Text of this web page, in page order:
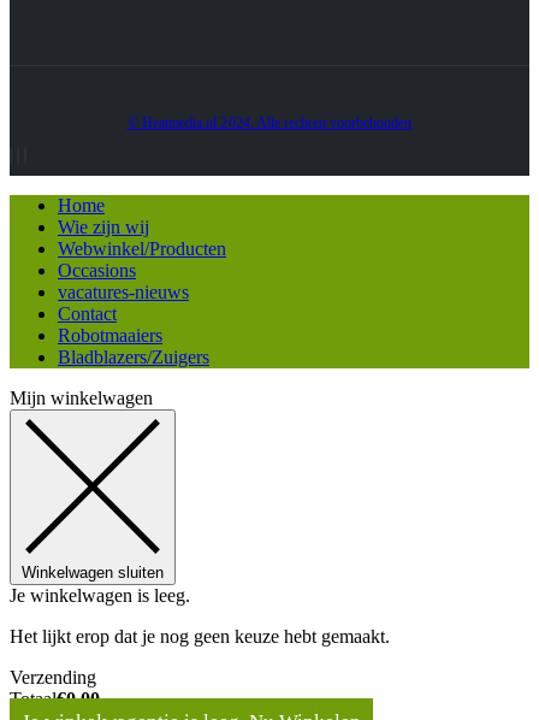
© Heatmedia.nl 2024. Alle rechten voorbehouden
Home
Wie zijn wij
Webwinkel/Producten
Occasions
vacatures-nieuws
Contact
Robotmaaiers
Bladblazers/Zuigers
Mijn winkelwagen
Winkelwagen sluiten
Je winkelwagen is leeg.
Het lijkt erop dat je nog geen keuze hebt gemaakt.
Verzending
Totaal€0,00